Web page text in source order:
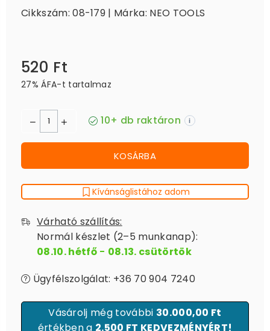
Cikkszám: 08-179 | Márka: NEO TOOLS
Ár
520 Ft
27% ÁFA-t tartalmaz
10+ db raktáron i
KOSÁRBA
Kívánságlistához adom
Várható szállítás:
Normál készlet (2–5 munkanap):
08.10. hétfő- 08.13. csütörtök
Ügyfélszolgálat: +36 70 904 7240
Vásárolj még további 30.000,00 Ft
értékben a 2.500 FT KEDVEZMÉNYÉRT!